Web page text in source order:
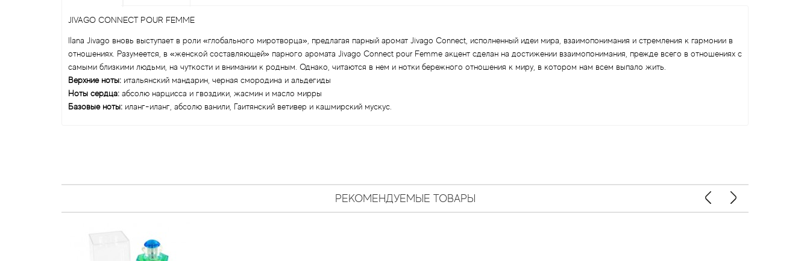
JIVAGO CONNECT POUR FEMME
Ilana Jivago вновь выступает в роли «глобального миротворца», предлагая парный аромат Jivago Connect, исполненный идеи мира, взаимопонимания и стремления к гармонии в
отношениях. Разумеется, в «женской составляющей» парного аромата Jivago Connect pour Femme акцент сделан на достижении взаимопонимания, прежде всего в отношениях с
самыми близкими людьми, на чуткости и внимании к родным. Однако, читаются в нем и нотки бережного отношения к миру, в котором нам всем выпало жить.
Верхние ноты: итальянский мандарин, черная смородина и альдегиды
Ноты сердца: абсолю нарцисса и гвоздики, жасмин и масло мирры
Базовые ноты: иланг-иланг, абсолю ванили, Гаитянский ветивер и кашмирский мускус.
РЕКОМЕНДУЕМЫЕ ТОВАРЫ